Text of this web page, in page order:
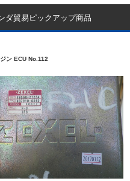
ダ貿易ピックアップ商品
ン ECU No.112